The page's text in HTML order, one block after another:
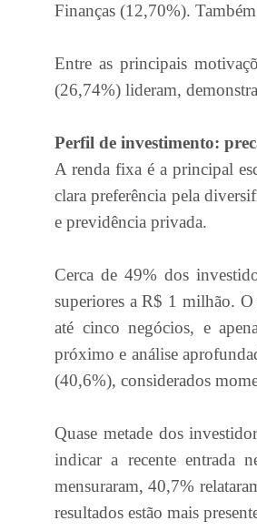
Finanças (12,70%).
Entre as principais
(26,74%) lideram,
Perfil de investimento:
A renda fixa é a principal
clara preferência pela
e previdência privada.
Cerca de 49% dos
superiores a R$ 1 milhão.
até cinco negócios, e
próximo e análise
(40,6%), considerados
Quase metade dos
indicar a recente entrada
mensuraram, 40,7%
resultados estão mais